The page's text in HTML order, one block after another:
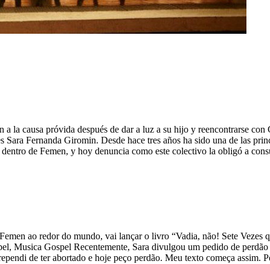
la causa próvida después de dar a luz a su hijo y reencontrarse
Fernanda Giromin. Desde hace tres años ha sido una de las
de Femen, y hoy denuncia como este colectivo la obligó a
ao redor do mundo, vai lançar o livro “Vadia, não! Sete Vezes
Musica Gospel Recentemente, Sara divulgou um pedido de
de ter abortado e hoje peço perdão. Meu texto começa assim.